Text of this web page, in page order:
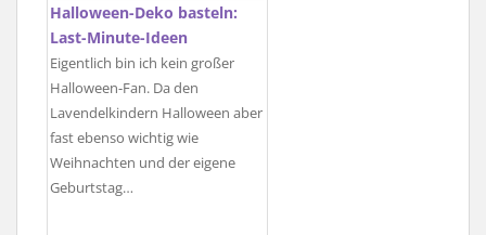
Halloween-Deko basteln:
Last-Minute-Ideen
Eigentlich bin ich kein großer
Halloween-Fan. Da den
Lavendelkindern Halloween aber
fast ebenso wichtig wie
Weihnachten und der eigene
Geburtstag…